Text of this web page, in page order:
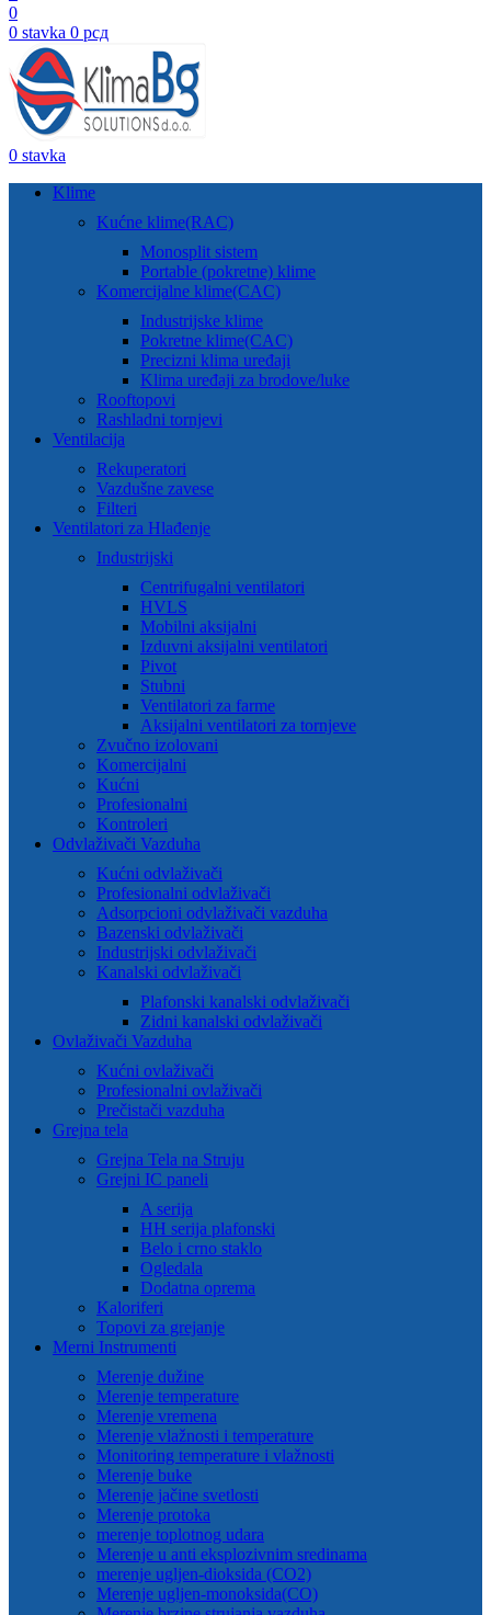
0
0 stavka 0 рсд
0 stavka
Klime
Kućne klime(RAC)
Monosplit sistem
Portable (pokretne) klime
Komercijalne klime(CAC)
Industrijske klime
Pokretne klime(CAC)
Precizni klima uređaji
Klima uređaji za brodove/luke
Rooftopovi
Rashladni tornjevi
Ventilacija
Rekuperatori
Vazdušne zavese
Filteri
Ventilatori za Hlađenje
Industrijski
Centrifugalni ventilatori
HVLS
Mobilni aksijalni
Izduvni aksijalni ventilatori
Pivot
Stubni
Ventilatori za farme
Aksijalni ventilatori za tornjeve
Zvučno izolovani
Komercijalni
Kućni
Profesionalni
Kontroleri
Odvlaživači Vazduha
Kućni odvlaživači
Profesionalni odvlaživači
Adsorpcioni odvlaživači vazduha
Bazenski odvlaživači
Industrijski odvlaživači
Kanalski odvlaživači
Plafonski kanalski odvlaživači
Zidni kanalski odvlaživači
Ovlaživači Vazduha
Kućni ovlaživači
Profesionalni ovlaživači
Prečistači vazduha
Grejna tela
Grejna Tela na Struju
Grejni IC paneli
A serija
HH serija plafonski
Belo i crno staklo
Ogledala
Dodatna oprema
Kaloriferi
Topovi za grejanje
Merni Instrumenti
Merenje dužine
Merenje temperature
Merenje vremena
Merenje vlažnosti i temperature
Monitoring temperature i vlažnosti
Merenje buke
Merenje jačine svetlosti
Merenje protoka
merenje toplotnog udara
Merenje u anti eksplozivnim sredinama
merenje ugljen-dioksida (CO2)
Merenje ugljen-monoksida(CO)